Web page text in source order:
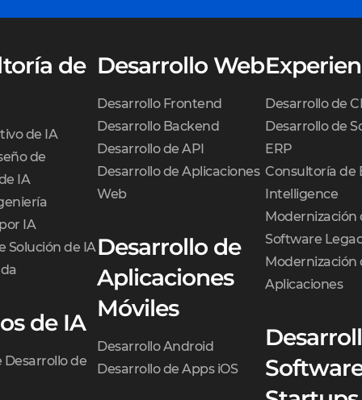
de
de IA
de
IA
IA
Solución de IA
de IA
Desarrollo de
Desarrollo Web
Desarrollo Frontend
Desarrollo Backend
Desarrollo de API
Desarrollo de Aplicaciones
Web
Desarrollo de
Aplicaciones
Móviles
Desarrollo Android
Desarrollo de Apps iOS
Desarrollo de
Desarrollo de
ERP
Consultoría de
Intelligence
Modernización
Software
Modernización
Aplicaciones